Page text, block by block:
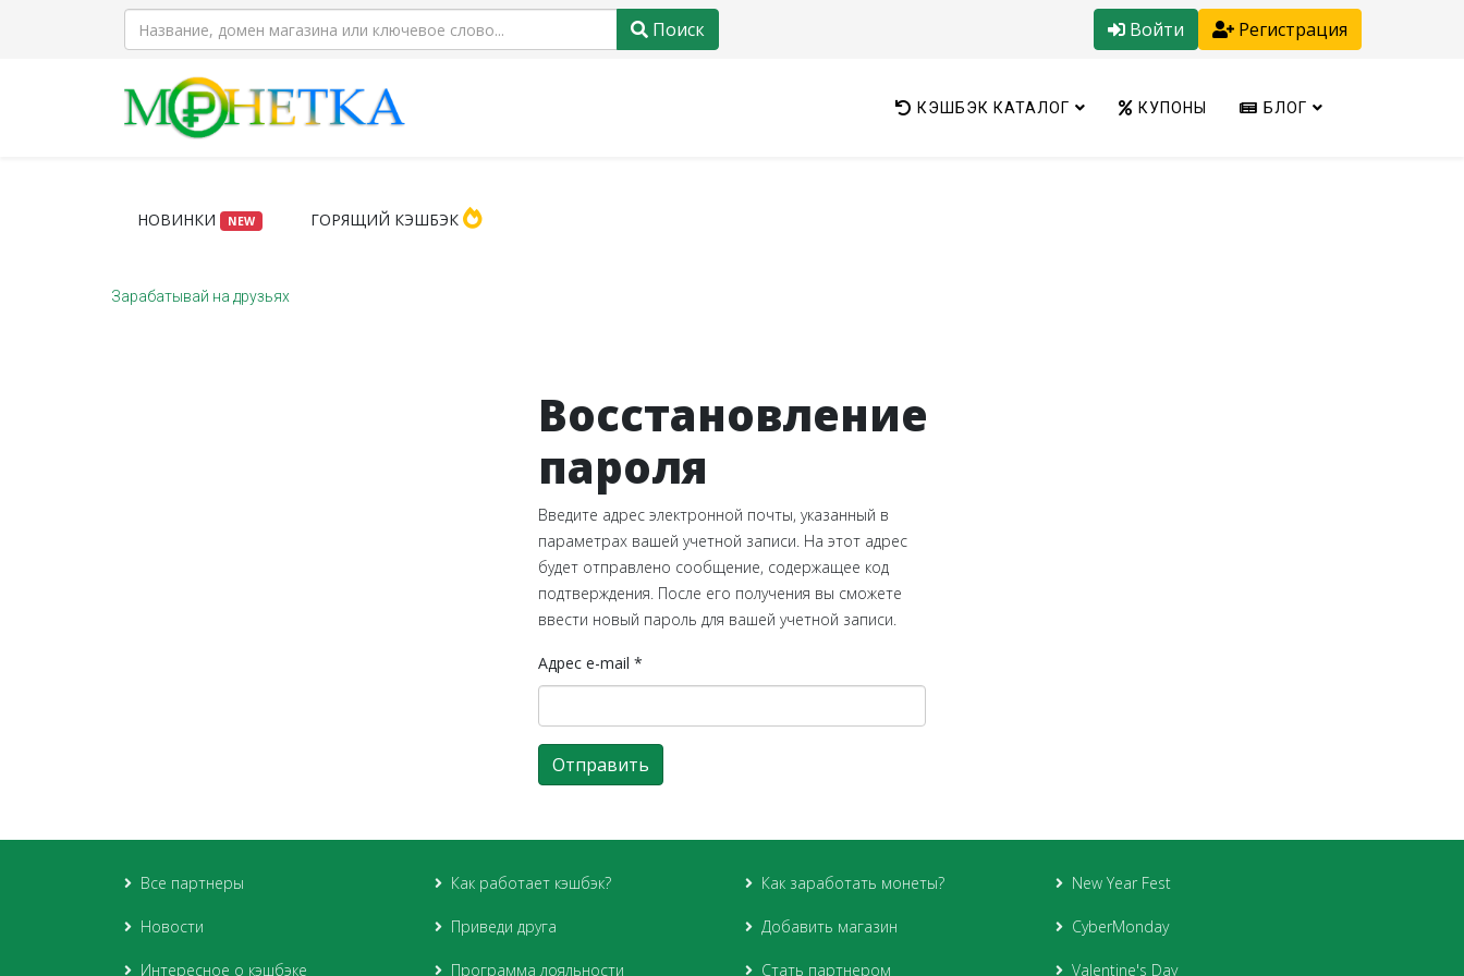
Поиск Войти Регистрация
КЭШБЭК КАТАЛОГ КУПОНЫ БЛОГ
НОВИНКИ NEW ГОРЯЩИЙ КЭШБЭК
Зарабатывай на друзьях
Восстановление
пароля
Введите адрес электронной почты, указанный в
параметрах вашей учетной записи. На этот адрес
будет отправлено сообщение, содержащее код
подтверждения. После его получения вы сможете
ввести новый пароль для вашей учетной записи.
Адрес e-mail *
Отправить
Все партнеры
Новости
Интересное о кэшбэке
Как работает кэшбэк?
Приведи друга
Программа лояльности
Как заработать монеты?
Добавить магазин
Стать партнером
New Year Fest
CyberMonday
Valentine's Day